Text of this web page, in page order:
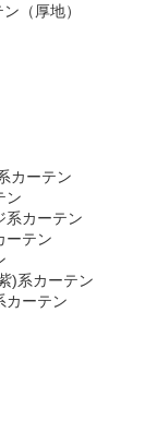
（厚地）
カーテン
ン
系カーテン
ーテン
)系カーテン
カーテン